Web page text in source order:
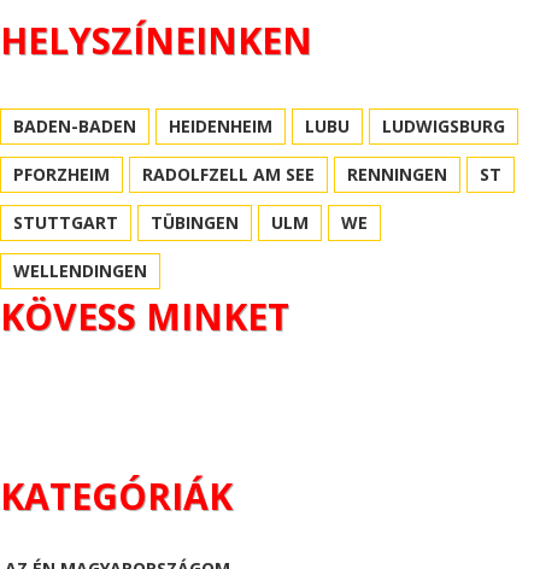
HELYSZÍNEINKEN
BADEN-BADEN HEIDENHEIM LUBU LUDWIGSBURG
PFORZHEIM RADOLFZELL AM SEE RENNINGEN ST
STUTTGART TÜBINGEN ULM WE
WELLENDINGEN
KÖVESS MINKET
KATEGÓRIÁK